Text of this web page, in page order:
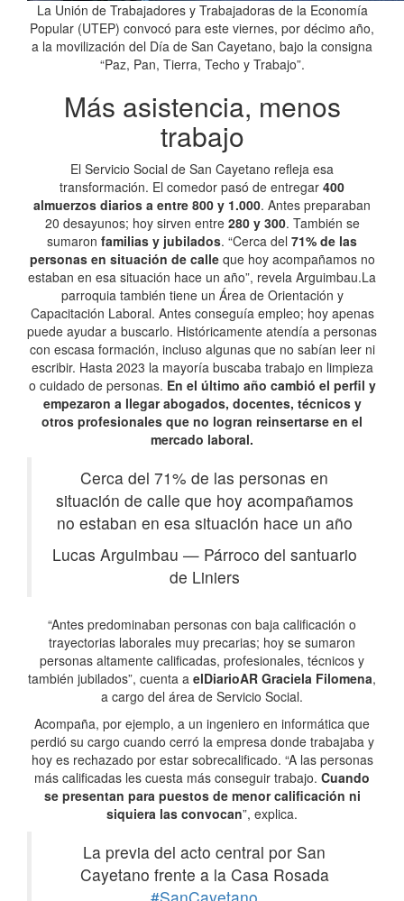
La Unión de Trabajadores y Trabajadoras de la Economía
Popular (UTEP) convocó para este viernes, por décimo año,
a la movilización del Día de San Cayetano, bajo la consigna
“Paz, Pan, Tierra, Techo y Trabajo”.
Más asistencia, menos
trabajo
El Servicio Social de San Cayetano refleja esa
transformación. El comedor pasó de entregar 400
almuerzos diarios a entre 800 y 1.000. Antes preparaban
20 desayunos; hoy sirven entre 280 y 300. También se
sumaron familias y jubilados. “Cerca del 71% de las
personas en situación de calleque hoy acompañamos no
estaban en esa situación hace un año”, revela Arguimbau.La
parroquia también tiene un Área de Orientación y
Capacitación Laboral. Antes conseguía empleo; hoy apenas
puede ayudar a buscarlo. Históricamente atendía a personas
con escasa formación, incluso algunas que no sabían leer ni
escribir. Hasta 2023 la mayoría buscaba trabajo en limpieza
o cuidado de personas. En el último año cambió el perfil y
empezaron a llegar abogados, docentes, técnicos y
otros profesionales que no logran reinsertarse en el
mercado laboral.
Cerca del 71% de las personas en
situación de calle que hoy acompañamos
no estaban en esa situación hace un año
Lucas Arguimbau —Párroco del santuario
de Liniers
“Antes predominaban personas con baja calificación o
trayectorias laborales muy precarias; hoy se sumaron
personas altamente calificadas, profesionales, técnicos y
también jubilados”, cuenta a elDiarioAR Graciela Filomena,
a cargo del área de Servicio Social.
Acompaña, por ejemplo, a un ingeniero en informática que
perdió su cargo cuando cerró la empresa donde trabajaba y
hoy es rechazado por estar sobrecalificado. “A las personas
más calificadas les cuesta más conseguir trabajo. Cuando
se presentan para puestos de menor calificación ni
siquiera las convocan”, explica.
La previa del acto central por San
Cayetano frente a la Casa Rosada